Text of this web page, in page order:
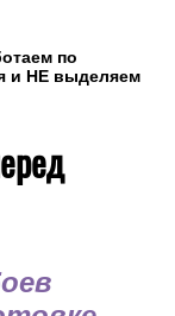
по
и НЕ выделяем